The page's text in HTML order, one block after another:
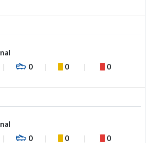
0 0 0
0 0 0